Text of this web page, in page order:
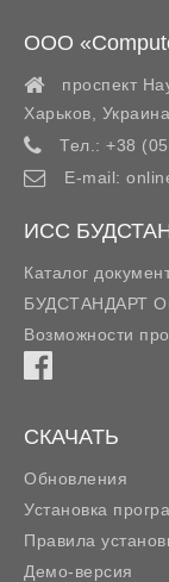
ООО
проспект
Харьков
Украина
Тел.: +38
E-mail:
ИСС
Каталог
БУДСТАНДАРТ
Возможности
СКАЧАТЬ
Обновления
Установка
Правила
Демо-версия